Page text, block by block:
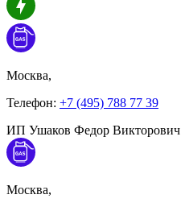
Москва,
Телефон: +7 (495) 788 77 39
ИП Ушаков Федор Викторович
Москва,